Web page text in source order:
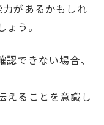
があるかもしれ
う。
できない場合、
えることを意識し